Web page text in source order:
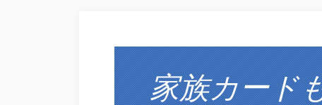
家族カード